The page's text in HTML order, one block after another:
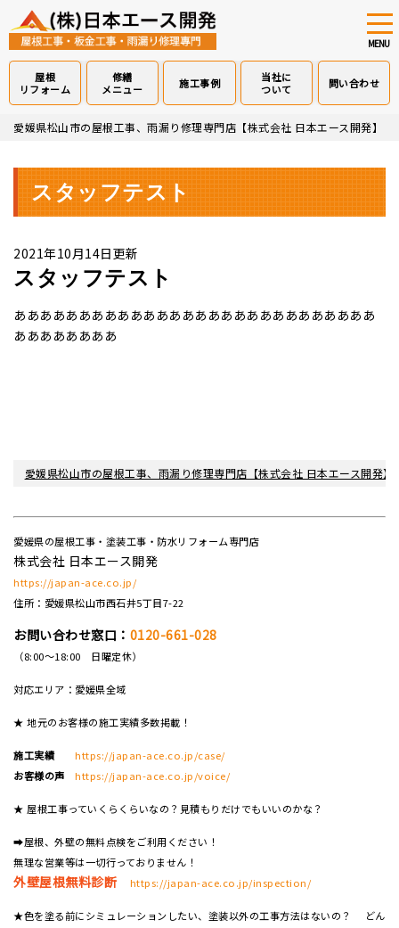
Skip
content
MENU
屋根
リフォーム
修繕
メニュー
施工事例
当社に
ついて
問い合わせ
愛媛県松山市の屋根工事、雨漏り修理専門店【株式会社 日本エース開発】
スタッフテスト
2021年10月14日更新
スタッフテスト
ああああああああああああああああああああああああああああ
ああああああああ
愛媛県松山市の屋根工事、雨漏り修理専門店【株式会社 日本エース開発】
愛媛県の屋根工事・塗装工事・防水リフォーム専門店
株式会社 日本エース開発
https://japan-ace.co.jp/
住所：愛媛県松山市西石井5丁目7-22
お問い合わせ窓口： 0120-661-028
（8:00～18:00 日曜定休）
対応エリア：愛媛県全域
★ 地元のお客様の施工実績多数掲載！
施工実績
https://japan-ace.co.jp/case/
お客様の声
https://japan-ace.co.jp/voice/
★ 屋根工事っていくらくらいなの？見積もりだけでもいいのかな？
➡屋根、外壁の無料点検をご利用ください！
無理な営業等は一切行っておりません！
外壁屋根無料診断 https://japan-ace.co.jp/inspection/
★色を塗る前にシミュレーションしたい、塗装以外の工事方法はないの？ どん